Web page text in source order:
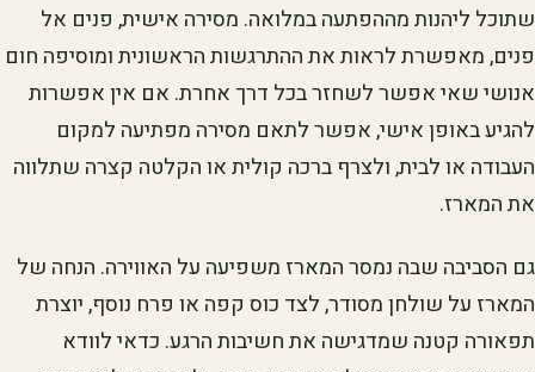
שתוכל ליהנות מההפתעה במלואה. מסירה אישית, פנים אל
פנים, מאפשרת לראות את ההתרגשות הראשונית ומוסיפה חום
אנושי שאי אפשר לשחזר בכל דרך אחרת. אם אין אפשרות
להגיע באופן אישי, אפשר לתאם מסירה מפתיעה למקום
העבודה או לבית, ולצרף ברכה קולית או הקלטה קצרה שתלווה
את המארז.
גם הסביבה שבה נמסר המארז משפיעה על האווירה. הנחה של
המארז על שולחן מסודר, לצד כוס קפה או פרח נוסף, יוצרת
תפאורה קטנה שמדגישה את חשיבות הרגע. כדאי לוודא